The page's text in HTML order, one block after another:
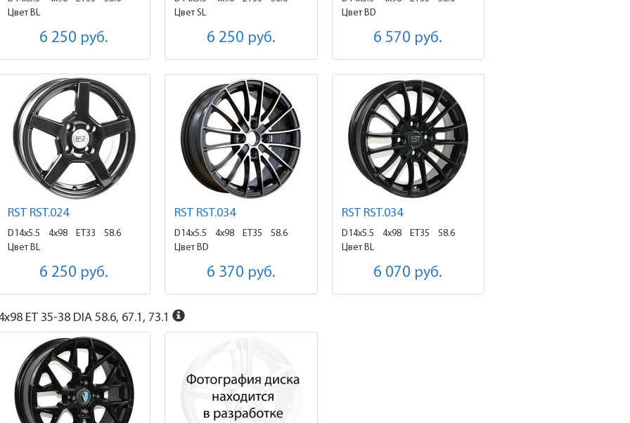
Цвет BL
6 250 руб.
Цвет SL
6 250 руб.
Цвет BD
6 570 руб.
RST RST.024
D14x5.5 4x98 ET33
58.6
Цвет BL
6 250 руб.
RST RST.034
D14x5.5 4x98 ET35
58.6
Цвет BD
6 370 руб.
RST RST.034
D14x5.5 4x98 ET35
58.6
Цвет BL
6 070 руб.
ET 35-38 DIA 58.6, 67.1, 73.1